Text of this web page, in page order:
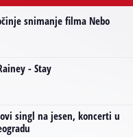
snimanje filma Nebo
- Stay
singl na jesen, koncerti u